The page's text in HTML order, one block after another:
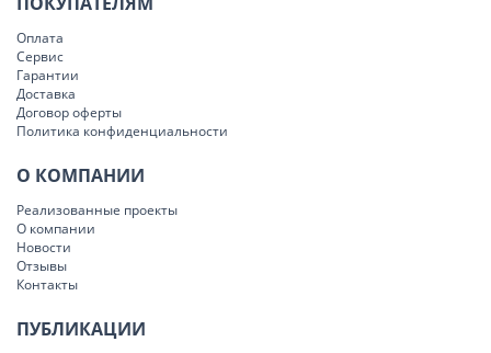
Оплата
Сервис
Гарантии
Доставка
Договор оферты
Политика конфиденциальности
О КОМПАНИИ
Реализованные проекты
О компании
Новости
Отзывы
Контакты
ПУБЛИКАЦИИ